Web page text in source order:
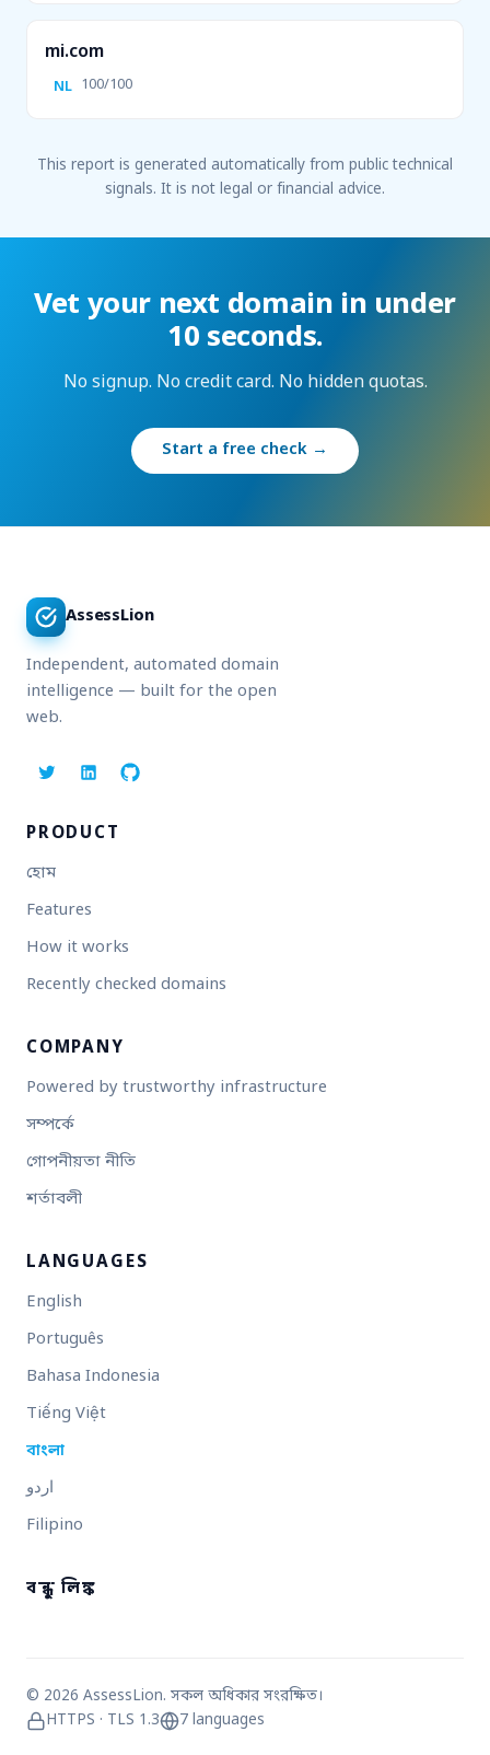
mi.com
NL 100/100
This report is generated automatically from public technical
signals. It is not legal or financial advice.
Vet your next domain in under
10 seconds.
No signup. No credit card. No hidden quotas.
Start a free check →
AssessLion
Independent, automated domain
intelligence — built for the open
web.
PRODUCT
হোম
Features
How it works
Recently checked domains
COMPANY
Powered by trustworthy infrastructure
সম্পর্কে
গোপনীয়তা নীতি
শর্তাবলী
LANGUAGES
English
Português
Bahasa Indonesia
Tiếng Việt
বাংলা
اردو
Filipino
বন্ধু লিঙ্ক
© 2026 AssessLion. সকল অধিকার সংরক্ষিত।
HTTPS · TLS 1.3
7 languages